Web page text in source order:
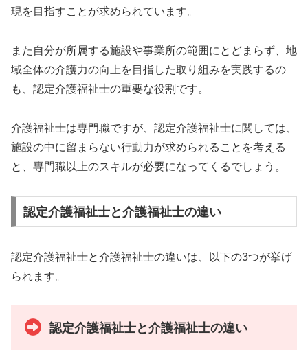
現を目指すことが求められています。
また自分が所属する施設や事業所の範囲にとどまらず、地
域全体の介護力の向上を目指した取り組みを実践するの
も、認定介護福祉士の重要な役割です。
介護福祉士は専門職ですが、認定介護福祉士に関しては、
施設の中に留まらない行動力が求められることを考える
と、専門職以上のスキルが必要になってくるでしょう。
認定介護福祉士と介護福祉士の違い
認定介護福祉士と介護福祉士の違いは、以下の3つが挙げ
られます。
認定介護福祉士と介護福祉士の違い